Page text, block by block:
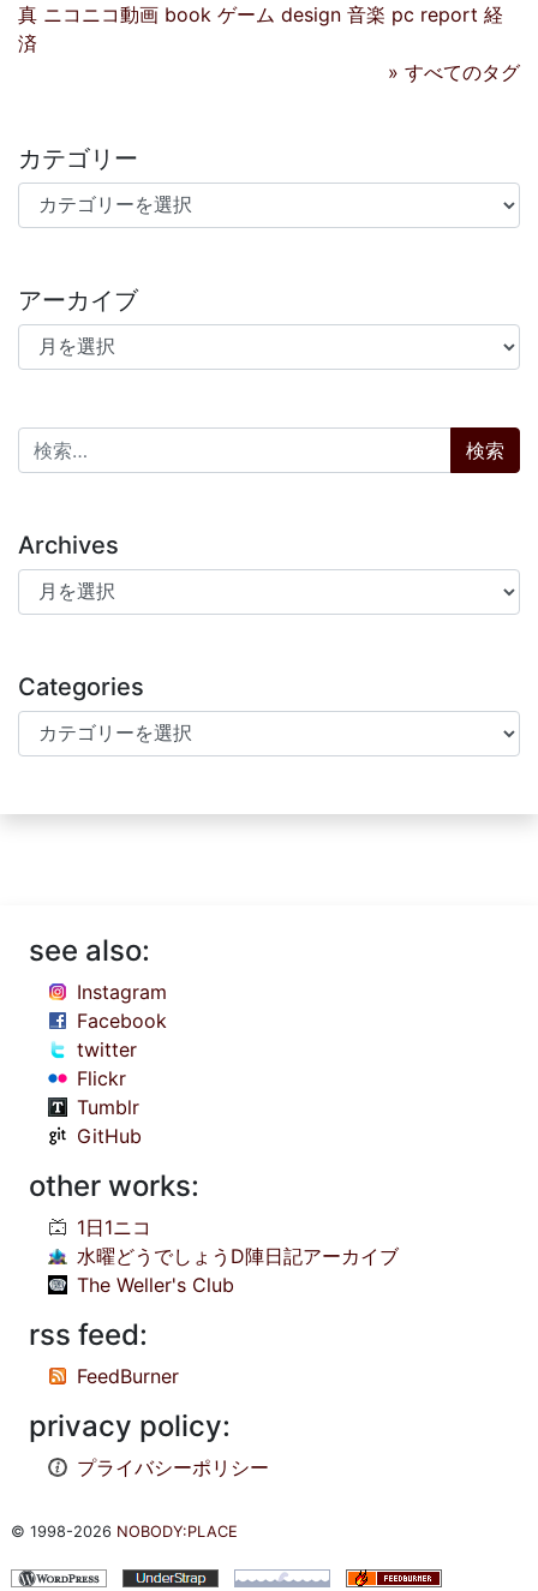
真 ニコニコ動画 book ゲーム design 音楽 pc report 経
済
» すべてのタグ
カテゴリー
カテゴリー
アーカイブ
アーカイブ
検索:
Archives
Archives
Categories
Categories
see also:
Instagram
Facebook
twitter
Flickr
Tumblr
GitHub
other works:
1日1ニコ
水曜どうでしょうD陣日記アーカイブ
The Weller's Club
rss feed:
FeedBurner
privacy policy:
プライバシーポリシー
© 1998-2026 NOBODY:PLACE